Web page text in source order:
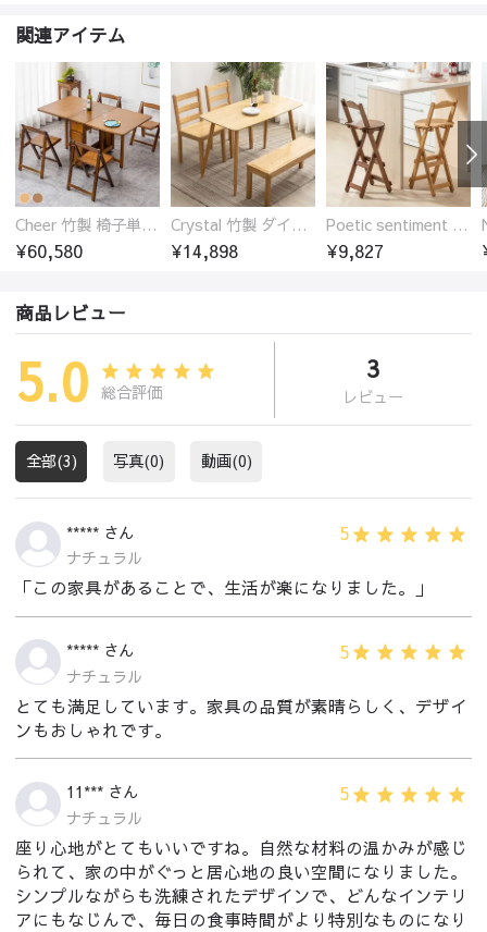
関連アイテム
Cheer 竹製 椅子単品 バタフライテーブル 折りたたみダイニングテーブル単品 椅子セット 伸縮
¥60,580
Crystal 竹製 ダイニングテーブル
¥14,898
Poetic sentiment 竹製 折りたたみ カウンターチェア 椅子 ハイ スツール
¥9,827
商品レビュー
5.0 総合評価
3
レビュー
全部(3) 写真(0) 動画(0)
***** さん 5
ナチュラル
「この家具があることで、生活が楽になりました。」
***** さん 5
ナチュラル
とても満足しています。家具の品質が素晴らしく、デザイ
ンもおしゃれです。
11*** さん 5
ナチュラル
座り心地がとてもいいですね。自然な材料の温かみが感じ
られて、家の中がぐっと居心地の良い空間になりました。
シンプルながらも洗練されたデザインで、どんなインテリ
アにもなじんで、毎日の食事時間がより特別なものになり